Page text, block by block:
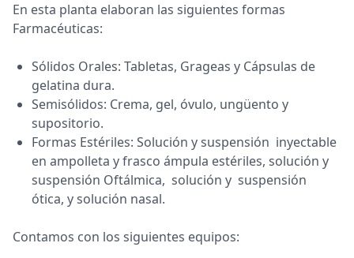
En esta planta elaboran las siguientes formas
Farmacéuticas:
Sólidos Orales: Tabletas, Grageas y Cápsulas de
gelatina dura.
Semisólidos: Crema, gel, óvulo, ungüento y
supositorio.
Formas Estériles: Solución y suspensión inyectable
en ampolleta y frasco ámpula estériles, solución y
suspensión Oftálmica, solución y suspensión
ótica, y solución nasal.
Contamos con los siguientes equipos: